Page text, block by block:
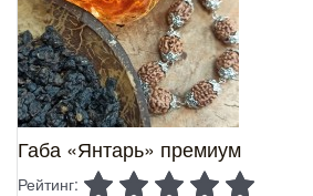
Габа «Янтарь» премиум
Рейтинг: